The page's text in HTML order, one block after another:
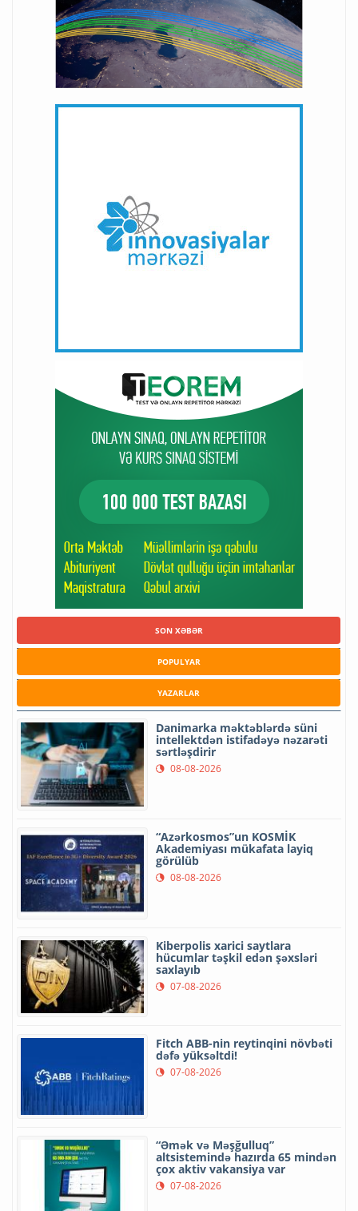
SON XƏBƏR
POPULYAR
YAZARLAR
Danimarka məktəblərdə süni
intellektdən istifadəyə nəzarəti
sərtləşdirir
08-08-2026
“Azərkosmos”un KOSMİK
Akademiyası mükafata layiq
görülüb
08-08-2026
Kiberpolis xarici saytlara
hücumlar təşkil edən şəxsləri
saxlayıb
07-08-2026
Fitch ABB-nin reytinqini növbəti
dəfə yüksəltdi!
07-08-2026
“Əmək və Məşğulluq”
altsistemində hazırda 65 mindən
çox aktiv vakansiya var
07-08-2026